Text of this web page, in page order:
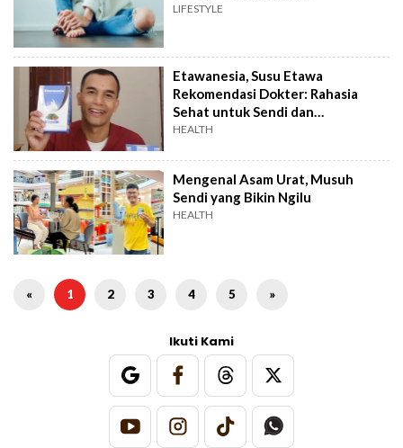
LIFESTYLE
Etawanesia, Susu Etawa
Rekomendasi Dokter: Rahasia
Sehat untuk Sendi dan
Pernapasan
HEALTH
Mengenal Asam Urat, Musuh
Sendi yang Bikin Ngilu
HEALTH
« 1 2 3 4 5 »
Ikuti Kami